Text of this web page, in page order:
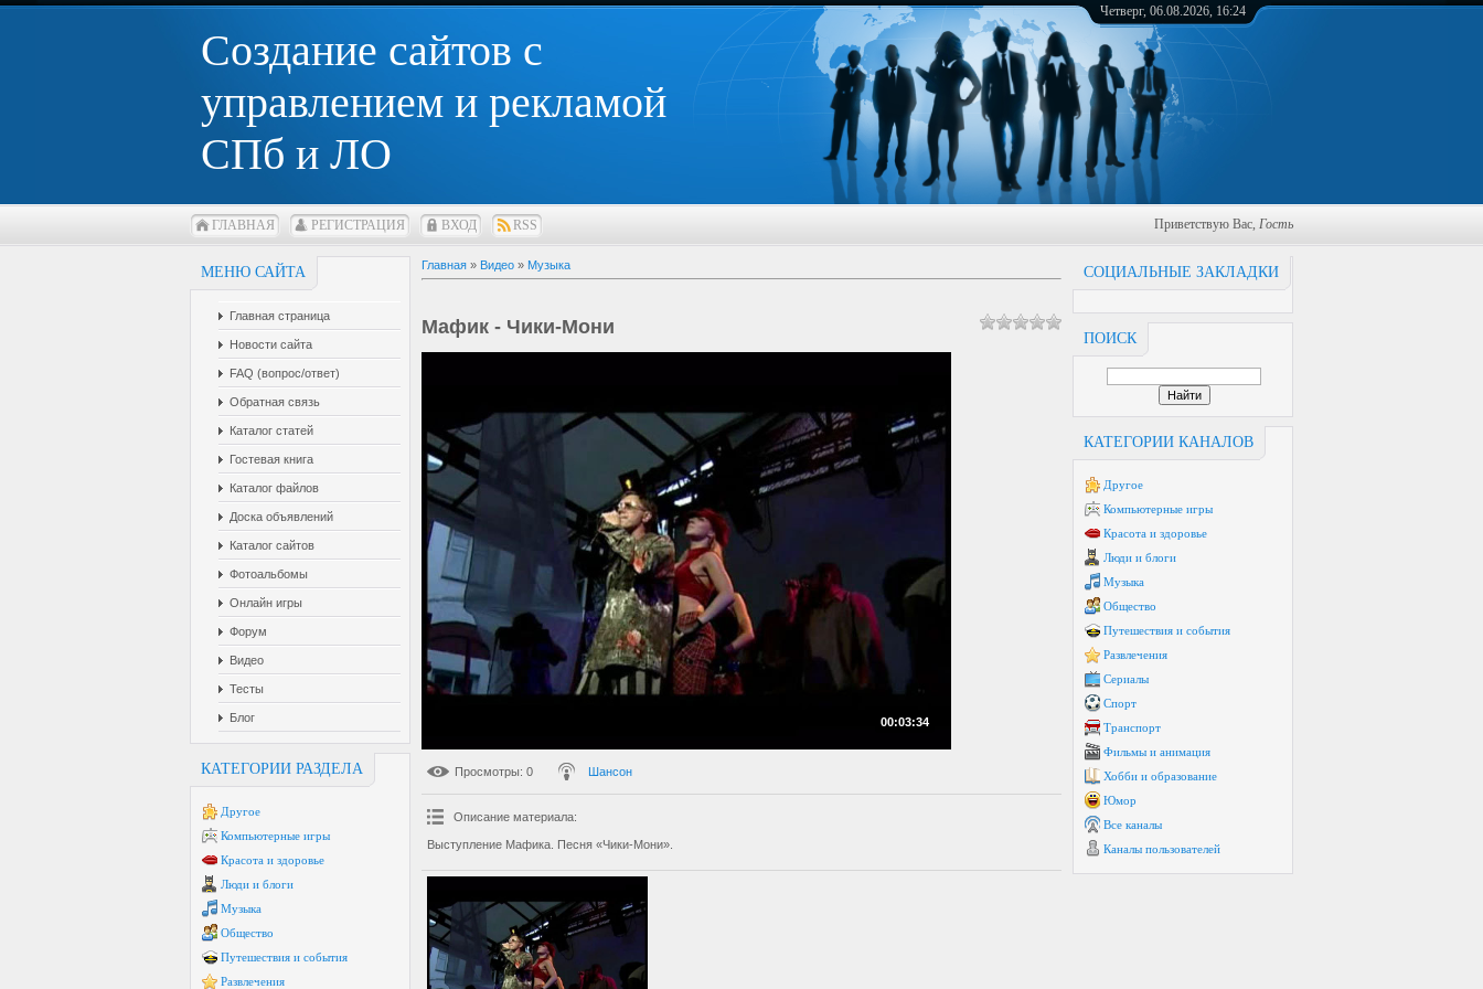
Создание сайтов с
управлением и рекламой
СПб и ЛО
Четверг, 06.08.2026, 16:24
ГЛАВНАЯ РЕГИСТРАЦИЯ ВХОД RSS Приветствую Вас, Гость
МЕНЮ САЙТА
Главная страница
Новости сайта
FAQ (вопрос/ответ)
Обратная связь
Каталог статей
Гостевая книга
Каталог файлов
Доска объявлений
Каталог сайтов
Фотоальбомы
Онлайн игры
Форум
Видео
Тесты
Блог
КАТЕГОРИИ РАЗДЕЛА
Другое
Компьютерные игры
Красота и здоровье
Люди и блоги
Музыка
Общество
Путешествия и события
Развлечения
СОЦИАЛЬНЫЕ ЗАКЛАДКИ
ПОИСК
КАТЕГОРИИ КАНАЛОВ
Другое
Компьютерные игры
Красота и здоровье
Люди и блоги
Музыка
Общество
Путешествия и события
Развлечения
Сериалы
Спорт
Транспорт
Фильмы и анимация
Хобби и образование
Юмор
Все каналы
Каналы пользователей
Главная » Видео » Музыка
Мафик - Чики-Мони
00:03:34
Просмотры: 0 Шансон
Описание материала:
Выступление Мафика. Песня «Чики-Мони».